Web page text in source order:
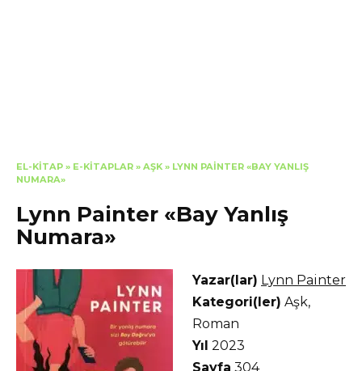
EL-KITAP » E-KITAPLAR » AŞK » LYNN PAINTER «BAY YANLIŞ
NUMARA»
Lynn Painter «Bay Yanlış
Numara»
Yazar(lar) Lynn Painter
Kategori(ler) Aşk,
Roman
Yıl 2023
Sayfa 304